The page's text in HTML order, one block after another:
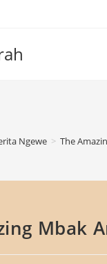
Ngewe > The
Mbak